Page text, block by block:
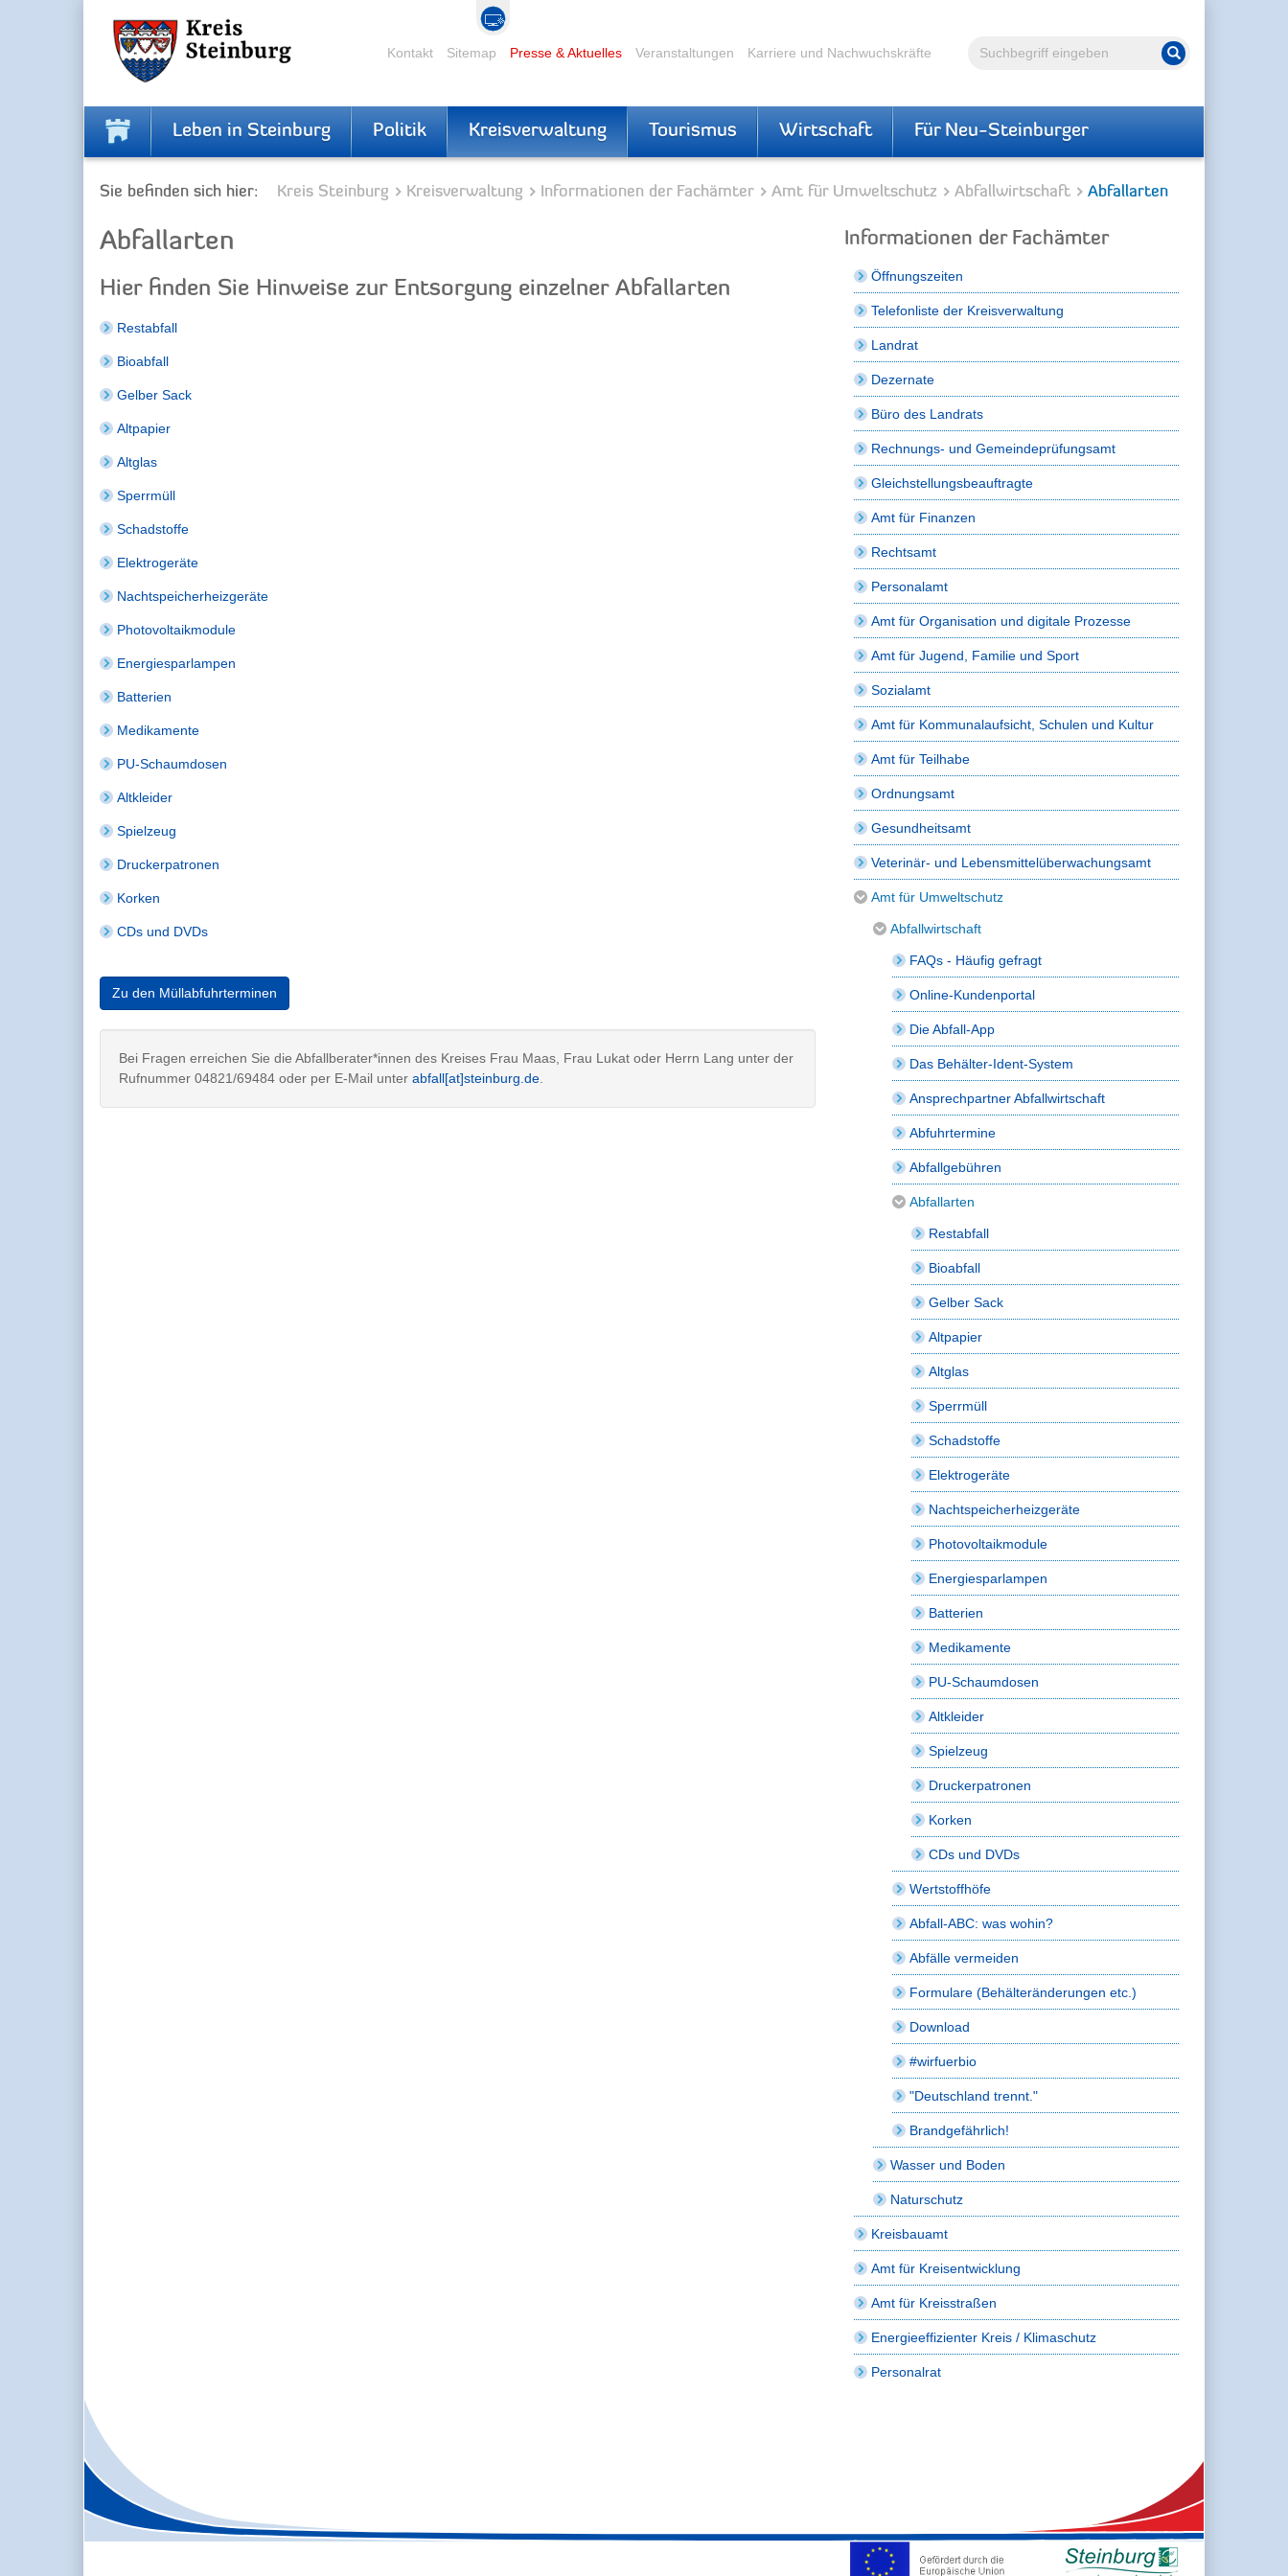
Volltextsuche Suche starten
Kontakt Sitemap Presse & Aktuelles Veranstaltungen Karriere und Nachwuchskräfte
Leben in Steinburg Politik Kreisverwaltung Tourismus Wirtschaft Für Neu-Steinburger
Sie befinden sich hier: Kreis Steinburg Kreisverwaltung Informationen der Fachämter Amt für Umweltschutz Abfallwirtschaft Abfallarten
Abfallarten
Hier finden Sie Hinweise zur Entsorgung einzelner Abfallarten
Restabfall
Bioabfall
Gelber Sack
Altpapier
Altglas
Sperrmüll
Schadstoffe
Elektrogeräte
Nachtspeicherheizgeräte
Photovoltaikmodule
Energiesparlampen
Batterien
Medikamente
PU-Schaumdosen
Altkleider
Spielzeug
Druckerpatronen
Korken
CDs und DVDs
Zu den Müllabfuhrterminen
Bei Fragen erreichen Sie die Abfallberater*innen des Kreises Frau Maas, Frau Lukat oder Herrn Lang unter der
Rufnummer 04821/69484 oder per E-Mail unter abfall[at]steinburg.de
Informationen der Fachämter
Öffnungszeiten
Telefonliste der Kreisverwaltung
Landrat
Dezernate
Büro des Landrats
Rechnungs- und Gemeindeprüfungsamt
Gleichstellungsbeauftragte
Amt für Finanzen
Rechtsamt
Personalamt
Amt für Organisation und digitale Prozesse
Amt für Jugend, Familie und Sport
Sozialamt
Amt für Kommunalaufsicht, Schulen und Kultur
Amt für Teilhabe
Ordnungsamt
Gesundheitsamt
Veterinär- und Lebensmittelüberwachungsamt
Amt für Umweltschutz
Abfallwirtschaft
FAQs - Häufig gefragt
Online-Kundenportal
Die Abfall-App
Das Behälter-Ident-System
Ansprechpartner Abfallwirtschaft
Abfuhrtermine
Abfallgebühren
Abfallarten
Restabfall
Bioabfall
Gelber Sack
Altpapier
Altglas
Sperrmüll
Schadstoffe
Elektrogeräte
Nachtspeicherheizgeräte
Photovoltaikmodule
Energiesparlampen
Batterien
Medikamente
PU-Schaumdosen
Altkleider
Spielzeug
Druckerpatronen
Korken
CDs und DVDs
Wertstoffhöfe
Abfall-ABC: was wohin?
Abfälle vermeiden
Formulare (Behälteränderungen etc.)
Download
#wirfuerbio
"Deutschland trennt."
Brandgefährlich!
Wasser und Boden
Naturschutz
Kreisbauamt
Amt für Kreisentwicklung
Amt für Kreisstraßen
Energieeffizienter Kreis / Klimaschutz
Personalrat